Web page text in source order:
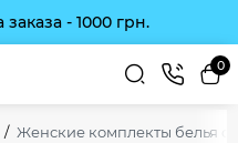
- 1000 грн.
0
Женские комплекты белья